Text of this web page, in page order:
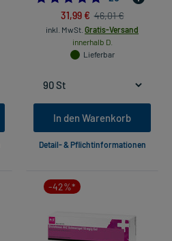
31,99 € 46,01 €
inkl. MwSt. Gratis-Versand
innerhalb D.
Lieferbar
In den Warenkorb
Detail- & Pflichtinformationen
-42%*